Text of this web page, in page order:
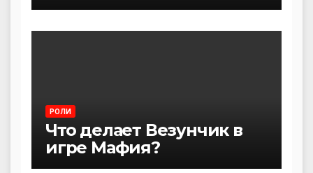
РОЛИ
Что делает Везунчик в
игре Мафия?